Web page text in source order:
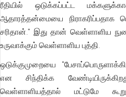
ரீதியில் ஒடுக்கப்பட்ட
ஆதாரத்தன்மையை நிராகரிப்பதாக
சரிதான்." இது தான் வெள்ளாளிய
உருவாக்கும் வெள்ளாளிய புத்தி.
ஒடுக்குமுறையை
என சிந்திக்க
வெள்ளாளியத்தால் மட்டுமே